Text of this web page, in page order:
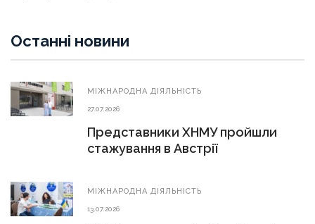
Останні новини
МIЖНАРОДНА ДIЯЛЬНIСТЬ
27.07.2026
Представники ХНМУ пройшли
стажування в Австрії
МIЖНАРОДНА ДIЯЛЬНIСТЬ
13.07.2026